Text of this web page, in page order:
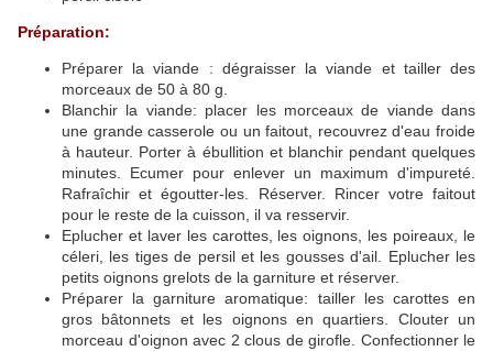
Préparation:
Préparer la viande : dégraisser la viande et tailler des
morceaux de 50 à 80 g.
Blanchir la viande: placer les morceaux de viande dans
une grande casserole ou un faitout, recouvrez d'eau froide
à hauteur. Porter à ébullition et blanchir pendant quelques
minutes. Ecumer pour enlever un maximum d'impureté.
Rafraîchir et égoutter-les. Réserver. Rincer votre faitout
pour le reste de la cuisson, il va resservir.
Eplucher et laver les carottes, les oignons, les poireaux, le
céleri, les tiges de persil et les gousses d'ail. Eplucher les
petits oignons grelots de la garniture et réserver.
Préparer la garniture aromatique: tailler les carottes en
gros bâtonnets et les oignons en quartiers. Clouter un
morceau d'oignon avec 2 clous de girofle. Confectionner le